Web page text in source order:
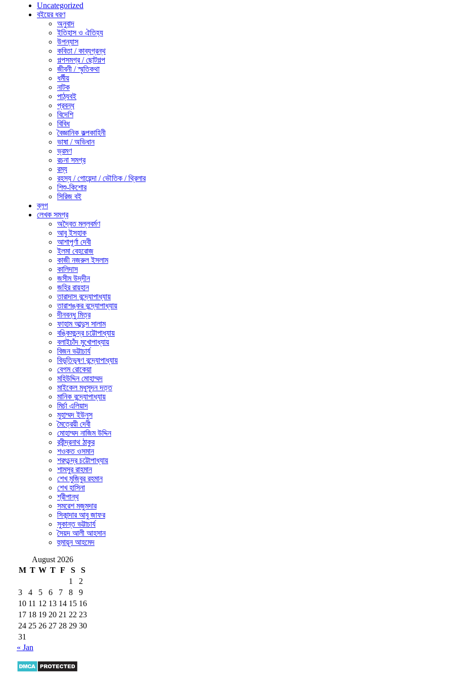
Uncategorized
বইয়ের ধরণ
অনুবাদ
ইতিহাস ও ঐতিহ্য
উপন্যাস
কবিতা / কাব্যগ্রন্থ
গল্পসমগ্র / ছোটগল্প
জীবনী / স্মৃতিকথা
ধর্মীয়
নাটক
পাঠ্যবই
প্রবন্ধ
বিদেশি
বিবিধ
বৈজ্ঞানিক কল্পকাহিনী
ভাষা / অভিধান
ভ্রমণ
রচনা সমগ্র
রম্য
রহস্য / গোয়েন্দা / ভৌতিক / থ্রিলার
শিশু-কিশোর
সিরিজ বই
ব্লগ
লেখক সমগ্র
অদ্বৈত মল্লবর্মণ
আবু ইসহাক
আশাপূর্ণা দেবী
ইলমা বেহরোজ
কাজী নজরুল ইসলাম
কালিদাস
জসীম উদ্‌দীন
জহির রায়হান
তারাদাস বন্দ্যোপাধ্যায়
তারাশঙ্কর বন্দ্যোপাধ্যায়
দীনবন্ধু মিত্র
ফাহাম আব্দুস সালাম
বঙ্কিমচন্দ্র চট্টোপাধ্যায়
বলাইচাঁদ মুখোপাধ্যায়
বিজন ভট্টাচার্য
বিভূতিভূষণ বন্দ্যোপাধ্যায়
বেগম রোকেয়া
মহিউদ্দিন মোহাম্মদ
মাইকেল মধুসূদন দত্ত
মানিক বন্দ্যোপাধ্যায়
মির্চা এলিয়াদ
মুহাম্মদ ইউনুস
মৈত্রেয়ী দেবী
মোহাম্মদ নাজিম উদ্দিন
রবীন্দ্রনাথ ঠাকুর
শওকত ওসমান
শরৎচন্দ্র চট্টোপাধ্যায়
শামসুর রাহমান
শেখ মুজিবুর রহমান
শেখ হাসিনা
শ্রীপান্থ
সমরেশ মজুমদার
সিকান্দার আবু জাফর
সুকান্ত ভট্টাচার্য
সৈয়দ আলী আহসান
হুমায়ূন আহমেদ
August 2026
M T W T F S
S
1
2
3
4 5 6 7 8
9
10 11 12 13 14 15 16
17 18 19 20 21 22 23
24 25 26 27 28 29 30
31
« Jan